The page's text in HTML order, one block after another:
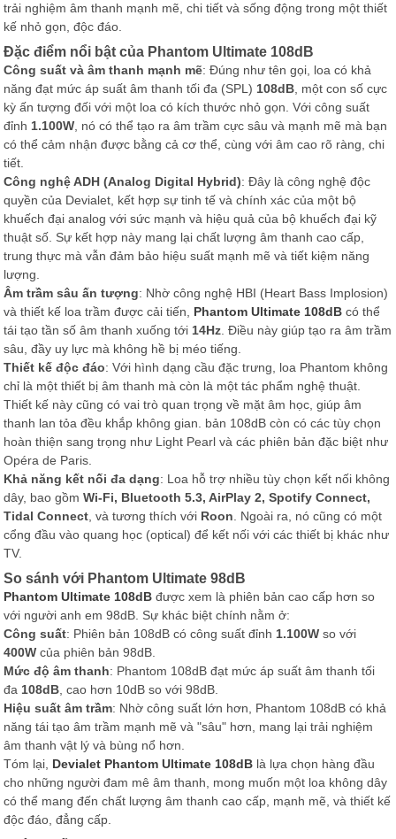
trải nghiệm âm thanh mạnh mẽ, chi tiết và sống động trong một thiết
kế nhỏ gọn, độc đáo.
Đặc điểm nổi bật của Phantom Ultimate 108dB
Công suất và âm thanh mạnh mẽ: Đúng như tên gọi, loa có khả
năng đạt mức áp suất âm thanh tối đa (SPL) 108dB , một con số cực
kỳ ấn tượng đối với một loa có kích thước nhỏ gọn. Với công suất
đỉnh 1.100W , nó có thể tạo ra âm trầm cực sâu và mạnh mẽ mà bạn
có thể cảm nhận được bằng cả cơ thể, cùng với âm cao rõ ràng, chi
tiết.
Công nghệ ADH (Analog Digital Hybrid): Đây là công nghệ độc
quyền của Devialet, kết hợp sự tinh tế và chính xác của một bộ
khuếch đại analog với sức mạnh và hiệu quả của bộ khuếch đại kỹ
thuật số. Sự kết hợp này mang lại chất lượng âm thanh cao cấp,
trung thực mà vẫn đảm bảo hiệu suất mạnh mẽ và tiết kiệm năng
lượng.
Âm trầm sâu ấn tượng: Nhờ công nghệ HBI (Heart Bass Implosion)
và thiết kế loa trầm được cải tiến, Phantom Ultimate 108dB có thể
tái tạo tần số âm thanh xuống tới 14Hz . Điều này giúp tạo ra âm trầm
sâu, đầy uy lực mà không hề bị méo tiếng.
Thiết kế độc đáo: Với hình dạng cầu đặc trưng, loa Phantom không
chỉ là một thiết bị âm thanh mà còn là một tác phẩm nghệ thuật.
Thiết kế này cũng có vai trò quan trọng về mặt âm học, giúp âm
thanh lan tỏa đều khắp không gian. bản 108dB còn có các tùy chọn
hoàn thiện sang trọng như Light Pearl và các phiên bản đặc biệt như
Opéra de Paris.
Khả năng kết nối đa dạng: Loa hỗ trợ nhiều tùy chọn kết nối không
dây, bao gồmWi-Fi, Bluetooth 5.3, AirPlay 2, Spotify Connect,
Tidal Connect , và tương thích với Roon . Ngoài ra, nó cũng có một
cổng đầu vào quang học (optical) để kết nối với các thiết bị khác như
TV.
So sánh với Phantom Ultimate 98dB
Phantom Ultimate 108dB được xem là phiên bản cao cấp hơn so
với người anh em 98dB. Sự khác biệt chính nằm ở:
Công suất: Phiên bản 108dB có công suất đỉnh 1.100W so với
400W của phiên bản 98dB.
Mức độ âm thanh: Phantom 108dB đạt mức áp suất âm thanh tối
đa 108dB , cao hơn 10dB so với 98dB.
Hiệu suất âm trầm: Nhờ công suất lớn hơn, Phantom 108dB có khả
năng tái tạo âm trầm mạnh mẽ và "sâu" hơn, mang lại trải nghiệm
âm thanh vật lý và bùng nổ hơn.
Tóm lại, Devialet Phantom Ultimate 108dB là lựa chọn hàng đầu
cho những người đam mê âm thanh, mong muốn một loa không dây
có thể mang đến chất lượng âm thanh cao cấp, mạnh mẽ, và thiết kế
độc đáo, đẳng cấp.